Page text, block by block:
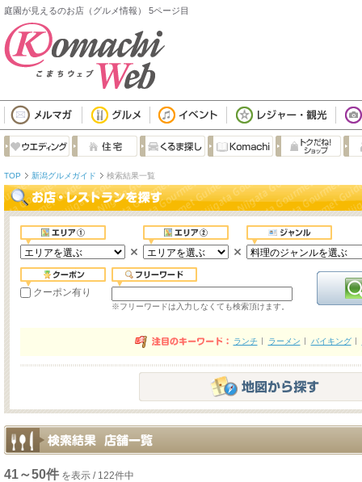
庭園が見えるのお店（グルメ情報） 5ページ目
TOP 新潟グルメガイド 検索結果一覧
クーポン有り
※フリーワードは入力しなくても検索頂けます。
ランチ ラーメン バイキング
41～50件 を表示 / 122件中